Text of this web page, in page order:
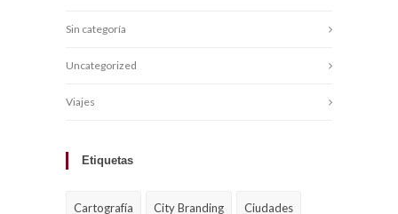
Sin categoría
Uncategorized
Viajes
Etiquetas
Cartografía City Branding Ciudades